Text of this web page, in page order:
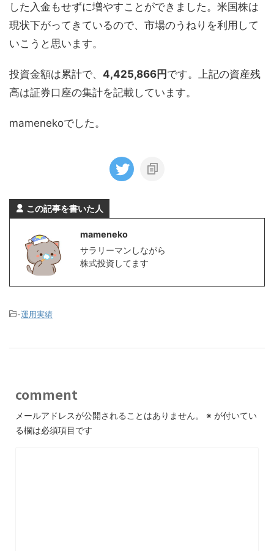
した入金もせずに増やすことができました。米国株は
現状下がってきているので、市場のうねりを利用して
いこうと思います。
投資金額は累計で、 4,425,866円 です。上記の資産残
高は証券口座の集計を記載しています。
mamenekoでした。
この記事を書いた人
mameneko
サラリーマンしながら
株式投資してます
-運用実績
comment
メールアドレスが公開されることはありません。 ※ が付いてい
る欄は必須項目です